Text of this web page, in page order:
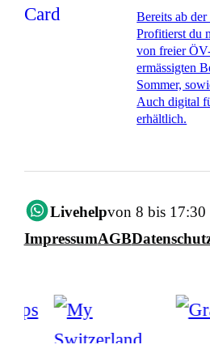
Bereits ab
Profitierst du
von freier
ermässigten
Sommer,
Auch digital
erhältlich.
Livehelpvon 8 bis 17:30
ImpressumAGB